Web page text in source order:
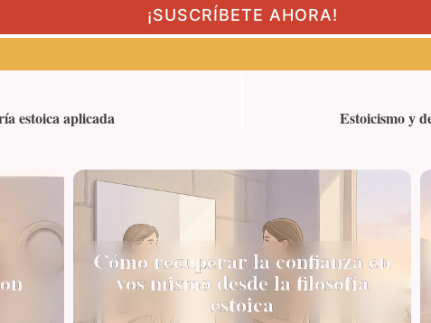
estoica aplicada Estoicismo y
Cómo recuperar la confianza en
vos mismo desde la filosofía
estoica